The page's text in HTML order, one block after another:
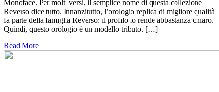
Monoface. Per molti versi, il semplice nome di questa collezione
Reverso dice tutto. Innanzitutto, l’orologio replica di migliore qualità
fa parte della famiglia Reverso: il profilo lo rende abbastanza chiaro.
Quindi, questo orologio è un modello tributo. […]
Read More